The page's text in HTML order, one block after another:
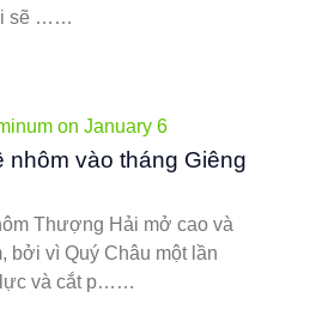
sẽ ……
vào tháng Giêng
Thượng Hải mở cao và
bởi vì Quý Châu một lần
lực và cắt p……